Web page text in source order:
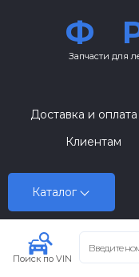
Ф
Запчасти для
Каталог
Доставка и оплата
Клиентам
Поиск по VIN